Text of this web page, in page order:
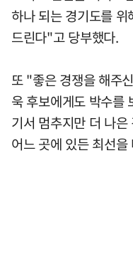
하나 되는 경기도를
드린다"고 당부했다.
또 "좋은 경쟁을 해주
욱 후보에게도 박수를
기서 멈추지만 더 나
어느 곳에 있든 최선